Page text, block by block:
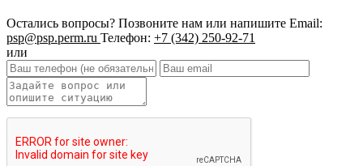
Остались вопросы? Позвоните нам или напишите Email:
psp@psp.perm.ru Телефон: +7 (342) 250-92-71
или